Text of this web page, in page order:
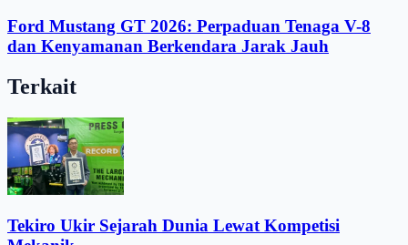
Ford Mustang GT 2026: Perpaduan Tenaga V-8
dan Kenyamanan Berkendara Jarak Jauh
Terkait
Tekiro Ukir Sejarah Dunia Lewat Kompetisi